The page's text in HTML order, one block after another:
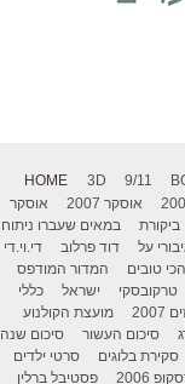
HOME 3D 9/11
אוסקר 2007
אוסקר
ביקורת
במאים שעברו ניתוח
על דוד פרלוב
די.וי.די
הכי טובים
המדור המודפס
טרקובסקי ישראל
כללי
מועצת הקולנוע
סיכום העשור
סיכום שנה
סקירת בלוגים
סרטי ילדים
2006 פסטיבל ברלין